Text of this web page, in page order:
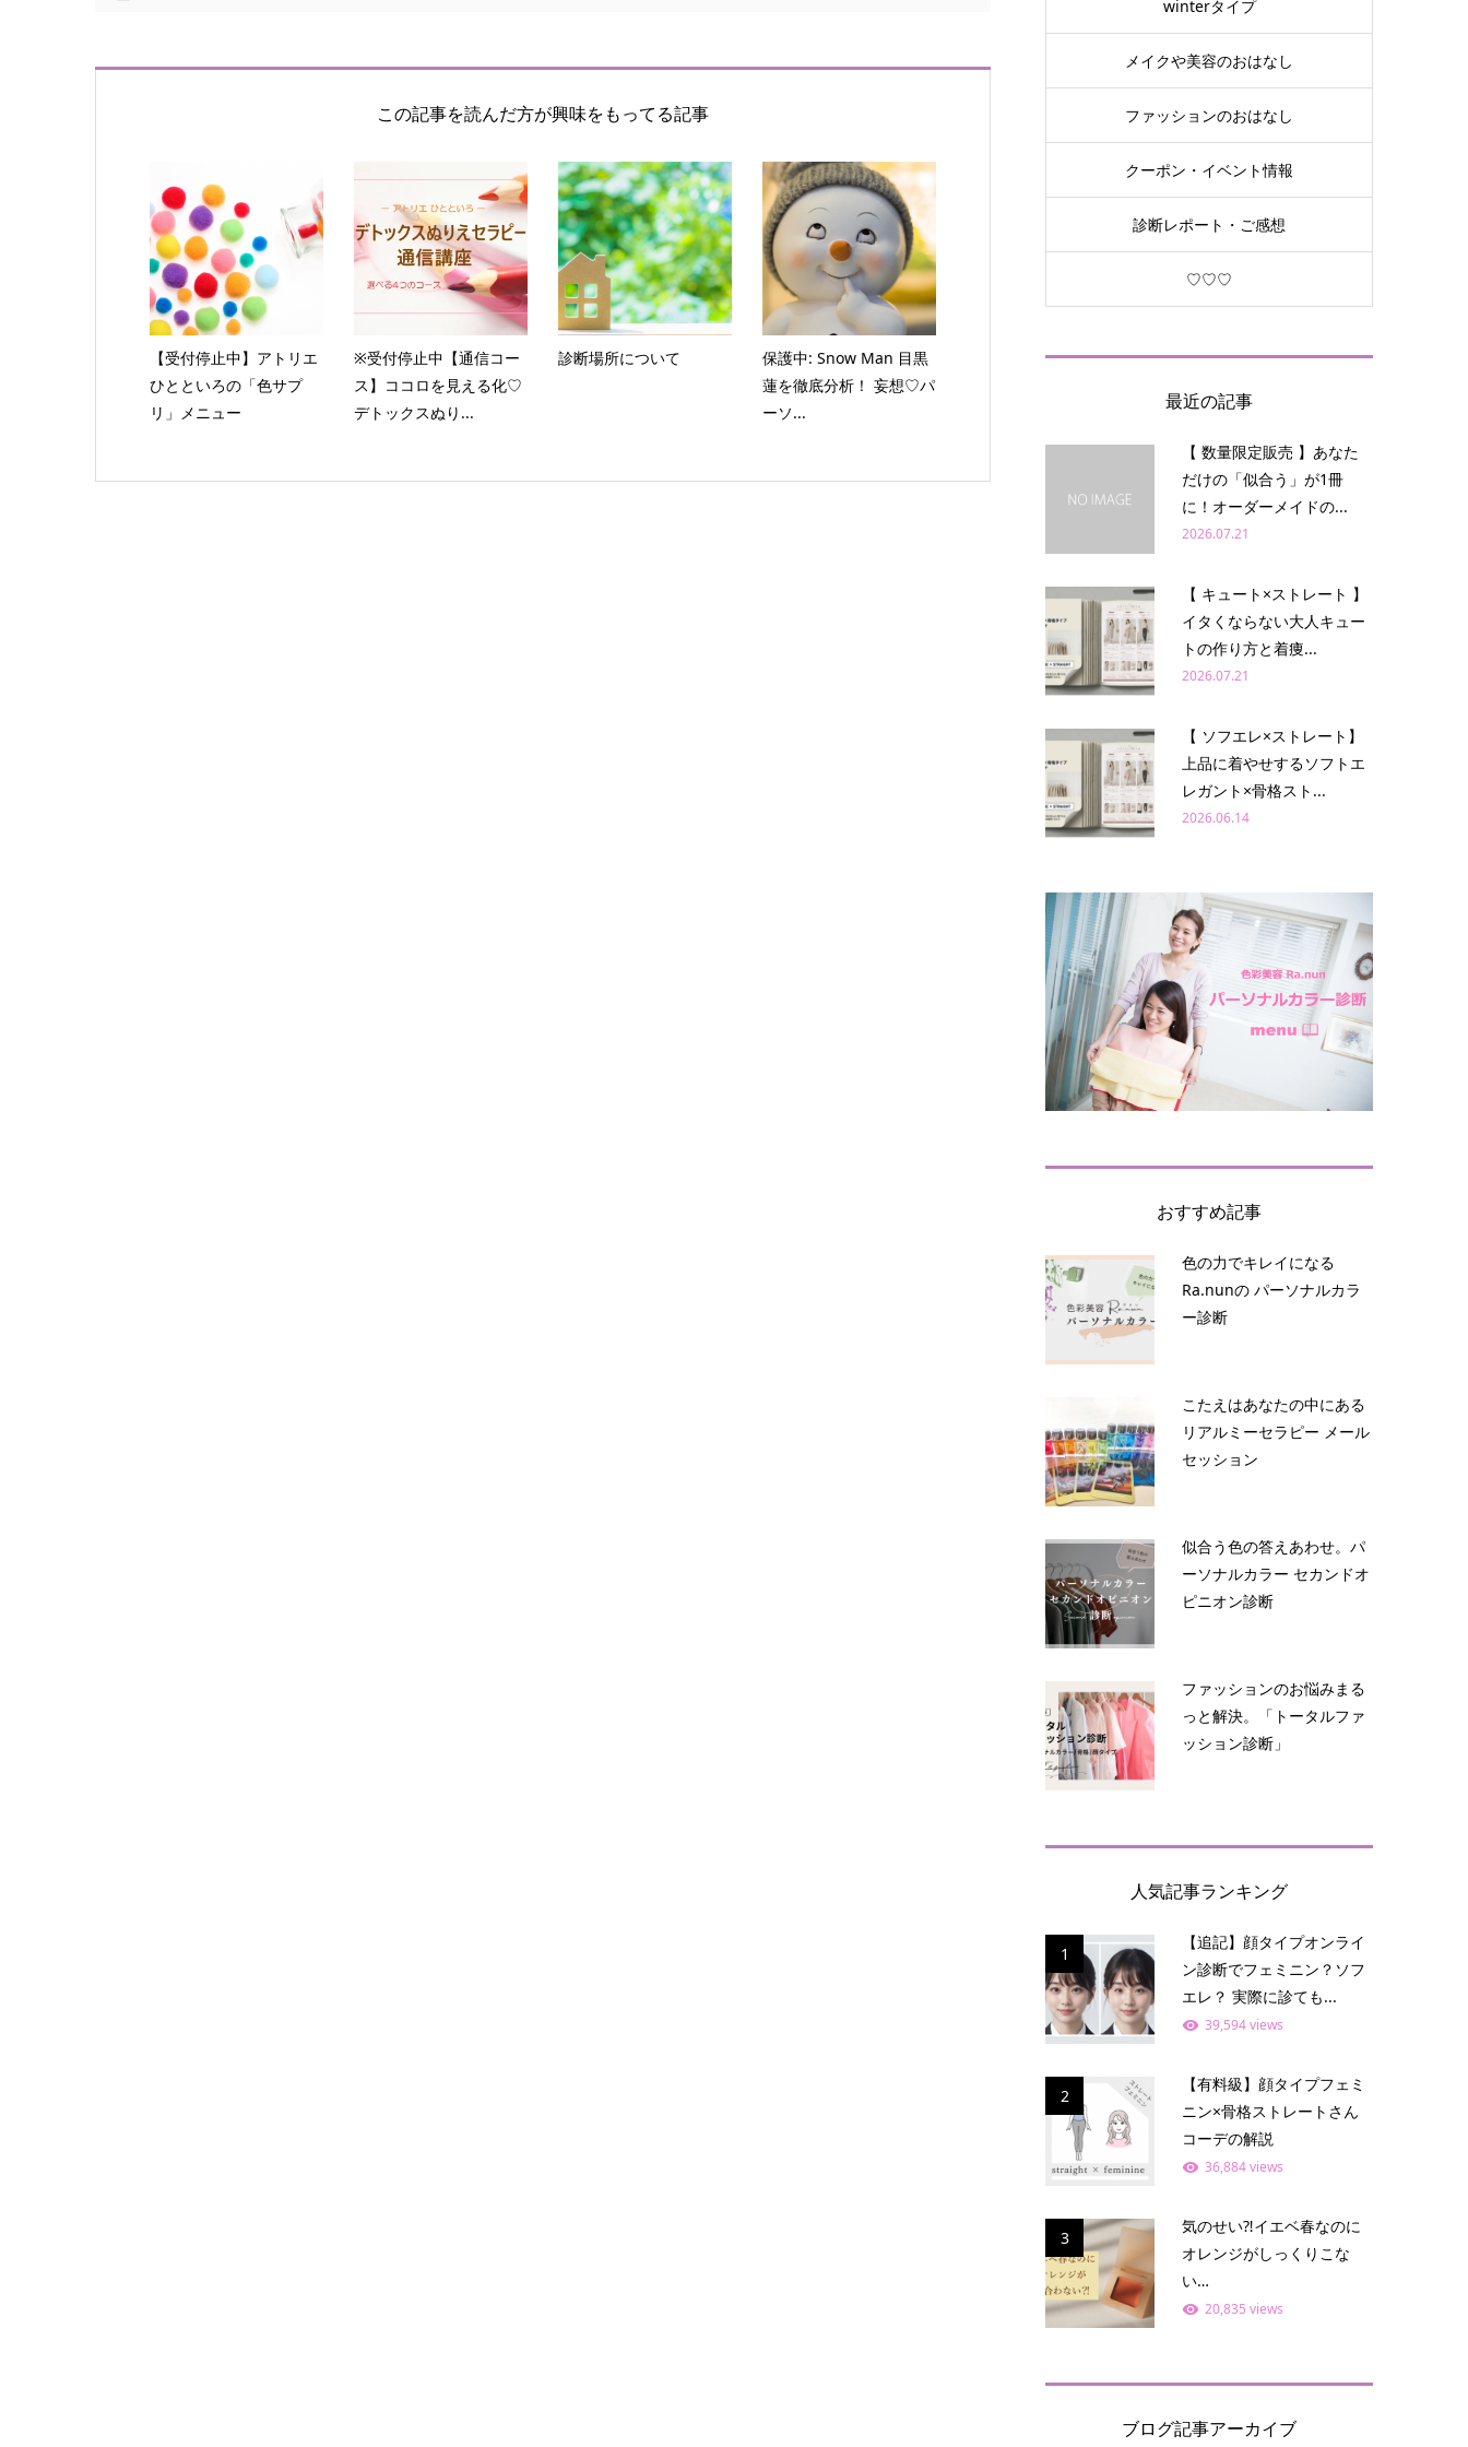
この記事を読んだ方が興味をもってる記事
【受付停止中】アトリエ
ひとといろの「色サプ
リ」メニュー
※受付停止中【通信コー
ス】ココロを見える化♡
デトックスぬり...
診断場所について
保護中: Snow Man 目黒
蓮を徹底分析！ 妄想♡パ
ーソ...
winterタイプ
メイクや美容のおはなし
ファッションのおはなし
クーポン・イベント情報
診断レポート・ご感想
♡♡♡
最近の記事
【 数量限定販売 】あなた
だけの「似合う」が1冊
に！オーダーメイドの...
2026.07.21
【 キュート×ストレート 】
イタくならない大人キュー
トの作り方と着痩...
2026.07.21
【 ソフエレ×ストレート】
上品に着やせするソフトエ
レガント×骨格スト...
2026.06.14
おすすめ記事
色の力でキレイになる
Ra.nunの パーソナルカラ
ー診断
こたえはあなたの中にある
リアルミーセラピー メール
セッション
似合う色の答えあわせ。パ
ーソナルカラー セカンドオ
ピニオン診断
ファッションのお悩みまる
っと解決。「トータルファ
ッション診断」
人気記事ランキング
1
【追記】顔タイプオンライ
ン診断でフェミニン？ソフ
エレ？ 実際に診ても...
39,594 views
2
【有料級】顔タイプフェミ
ニン×骨格ストレートさん
コーデの解説
36,884 views
3
気のせい⁈イエベ春なのに
オレンジがしっくりこな
い…
20,835 views
ブログ記事アーカイブ